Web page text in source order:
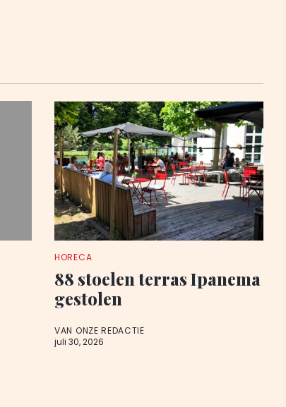
HORECA
88 stoelen terras Ipanema
gestolen
VAN ONZE REDACTIE
juli 30, 2026